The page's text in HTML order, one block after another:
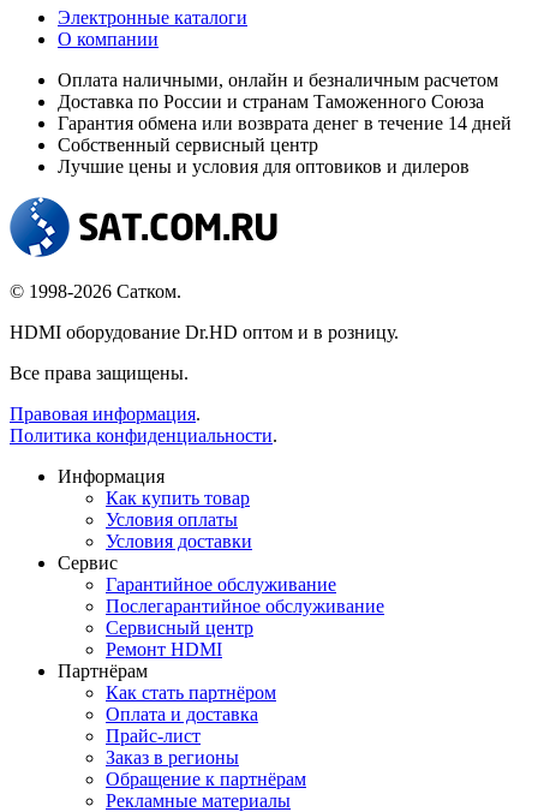
Электронные каталоги
О компании
Оплата наличными, онлайн и безналичным расчетом
Доставка по России и странам Таможенного Союза
Гарантия обмена или возврата денег в течение 14 дней
Собственный сервисный центр
Лучшие цены и условия для оптовиков и дилеров
© 1998-2026 Сатком.
HDMI оборудование Dr.HD оптом и в розницу.
Все права защищены.
Правовая информация.
Политика конфиденциальности.
Информация
Как купить товар
Условия оплаты
Условия доставки
Сервис
Гарантийное обслуживание
Послегарантийное обслуживание
Сервисный центр
Ремонт HDMI
Партнёрам
Как стать партнёром
Оплата и доставка
Прайс-лист
Заказ в регионы
Обращение к партнёрам
Рекламные материалы